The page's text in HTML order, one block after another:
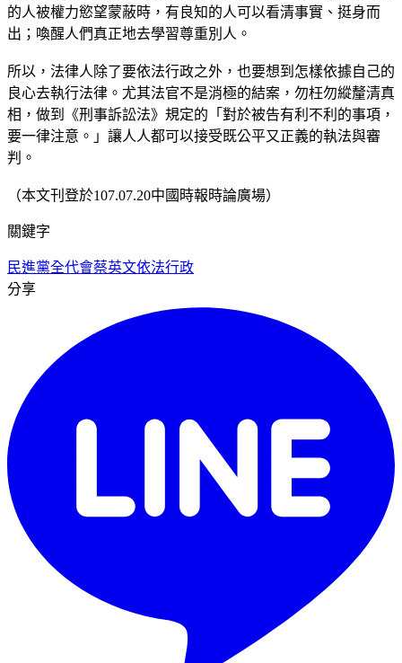
的人被權力慾望蒙蔽時，有良知的人可以看清事實、挺身而
出；喚醒人們真正地去學習尊重別人。
所以，法律人除了要依法行政之外，也要想到怎樣依據自己的
良心去執行法律。尤其法官不是消極的結案，勿枉勿縱釐清真
相，做到《刑事訴訟法》規定的「對於被告有利不利的事項，
要一律注意。」讓人人都可以接受既公平又正義的執法與審
判。
（本文刊登於107.07.20中國時報時論廣場）
關鍵字
民進黨全代會蔡英文依法行政
分享